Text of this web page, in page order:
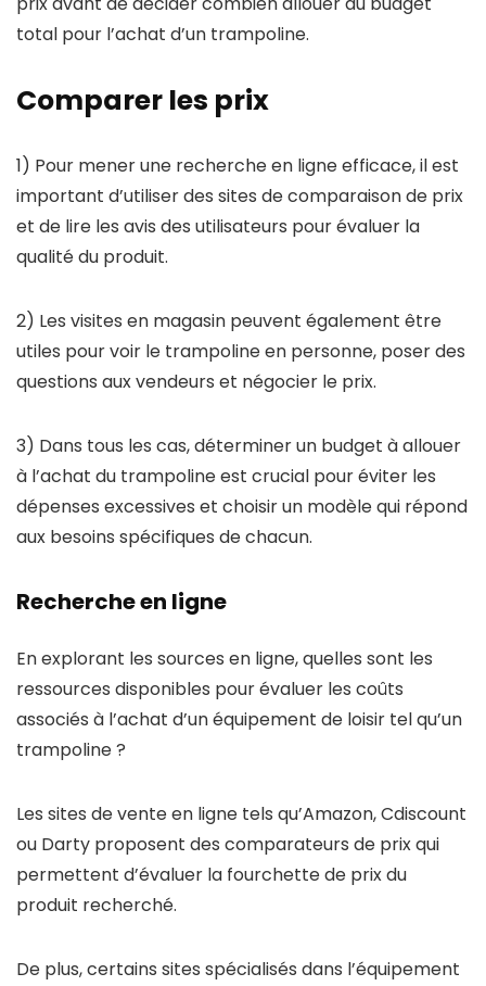
total pour l’achat d’un trampoline.
Comparer les prix
1) Pour mener une recherche en ligne efficace, il est
important d’utiliser des sites de comparaison de prix
et de lire les avis des utilisateurs pour évaluer la
qualité du produit.
2) Les visites en magasin peuvent également être
utiles pour voir le trampoline en personne, poser des
questions aux vendeurs et négocier le prix.
3) Dans tous les cas, déterminer un budget à allouer
à l’achat du trampoline est crucial pour éviter les
dépenses excessives et choisir un modèle qui répond
aux besoins spécifiques de chacun.
Recherche en ligne
En explorant les sources en ligne, quelles sont les
ressources disponibles pour évaluer les coûts
associés à l’achat d’un équipement de loisir tel qu’un
trampoline ?
Les sites de vente en ligne tels qu’Amazon, Cdiscount
ou Darty proposent des comparateurs de prix qui
permettent d’évaluer la fourchette de prix du
produit recherché.
De plus, certains sites spécialisés dans l’équipement